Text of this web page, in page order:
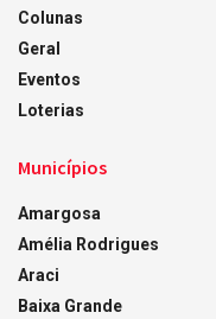
Colunas
Geral
Eventos
Loterias
Municípios
Amargosa
Amélia Rodrigues
Araci
Baixa Grande